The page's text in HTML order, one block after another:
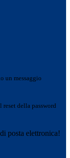
un messaggio
della password
posta elettronica!